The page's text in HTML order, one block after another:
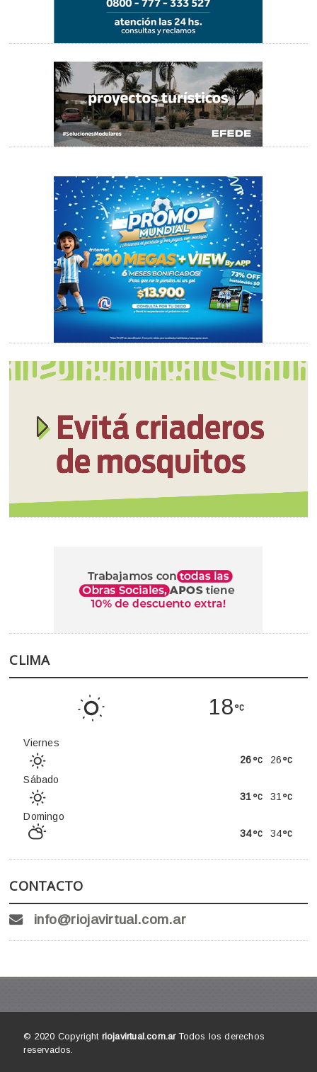
CLIMA
18
Viernes
26
26
Sábado
31
31
Domingo
34
34
CONTACTO
info@riojavirtual.com.ar
© 2020 Copyright riojavirtual.com.arTodos los derechos
reservados.